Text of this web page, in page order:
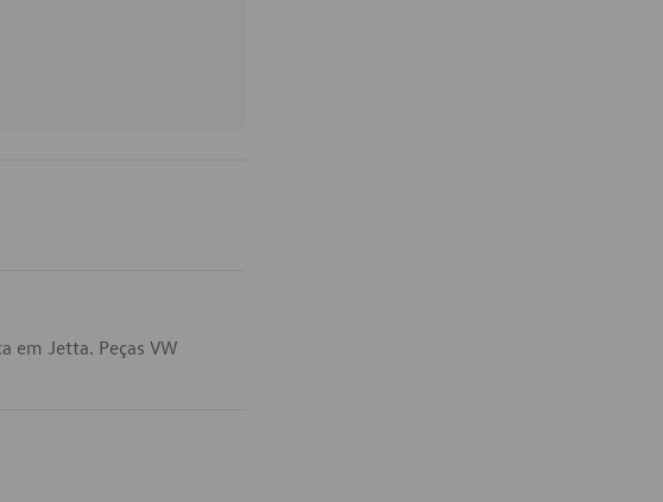
em Jetta. Peças VW